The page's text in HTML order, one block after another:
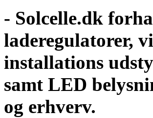
- Solcelle.dk
laderegulatorer,
installations
samt LED
og erhverv.